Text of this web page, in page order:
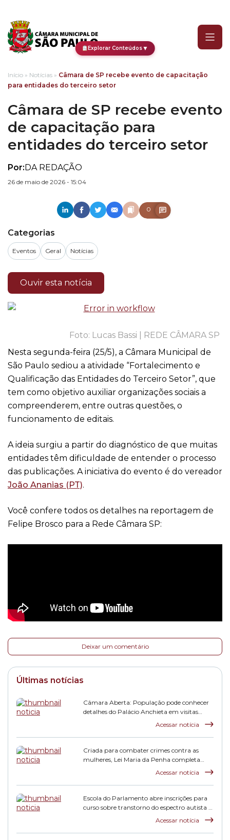
Explorar Conteúdos▼
Início » Notícias » Câmara de SP recebe evento de capacitação
para entidades do terceiro setor
Câmara de SP recebe evento
de capacitação para
entidades do terceiro setor
Por:DA REDAÇÃO
26 de maio de 2026 - 15:04
0
Categorias
Eventos Geral Notícias
Ouvir esta notícia
Lucas Bassi | REDE CÂMARA SP
Nesta segunda-feira (25/5), a Câmara Municipal de
São Paulo sediou a atividade “Fortalecimento e
Qualificação das Entidades do Terceiro Setor”, que
tem como objetivo auxiliar organizações sociais a
compreenderem, entre outras questões, o
funcionamento de editais.
A ideia surgiu a partir do diagnóstico de que muitas
entidades têm dificuldade de entender o processo
das publicações. A iniciativa do evento é do vereador
João Ananias (PT).
Você confere todos os detalhes na reportagem de
Felipe Brosco para a Rede Câmara SP:
Deixar um comentário
Últimas notícias
Câmara Aberta: População pode conhecer
detalhes do Palácio Anchieta em visitas
Acessar notícia
Criada para combater crimes contra as
mulheres, Lei Maria da Penha completa
Acessar notícia
Escola do Parlamento abre inscrições para
curso sobre transtorno do espectro autista e
Acessar notícia